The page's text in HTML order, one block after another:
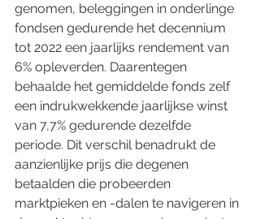
genomen, beleggingen in onderlinge
fondsen gedurende het decennium
tot 2022 een jaarlijks rendement van
6% opleverden. Daarentegen
behaalde het gemiddelde fonds zelf
een indrukwekkende jaarlijkse winst
van 7,7% gedurende dezelfde
periode. Dit verschil benadrukt de
aanzienlijke prijs die degenen
betaalden die probeerden
marktpieken en -dalen te navigeren in